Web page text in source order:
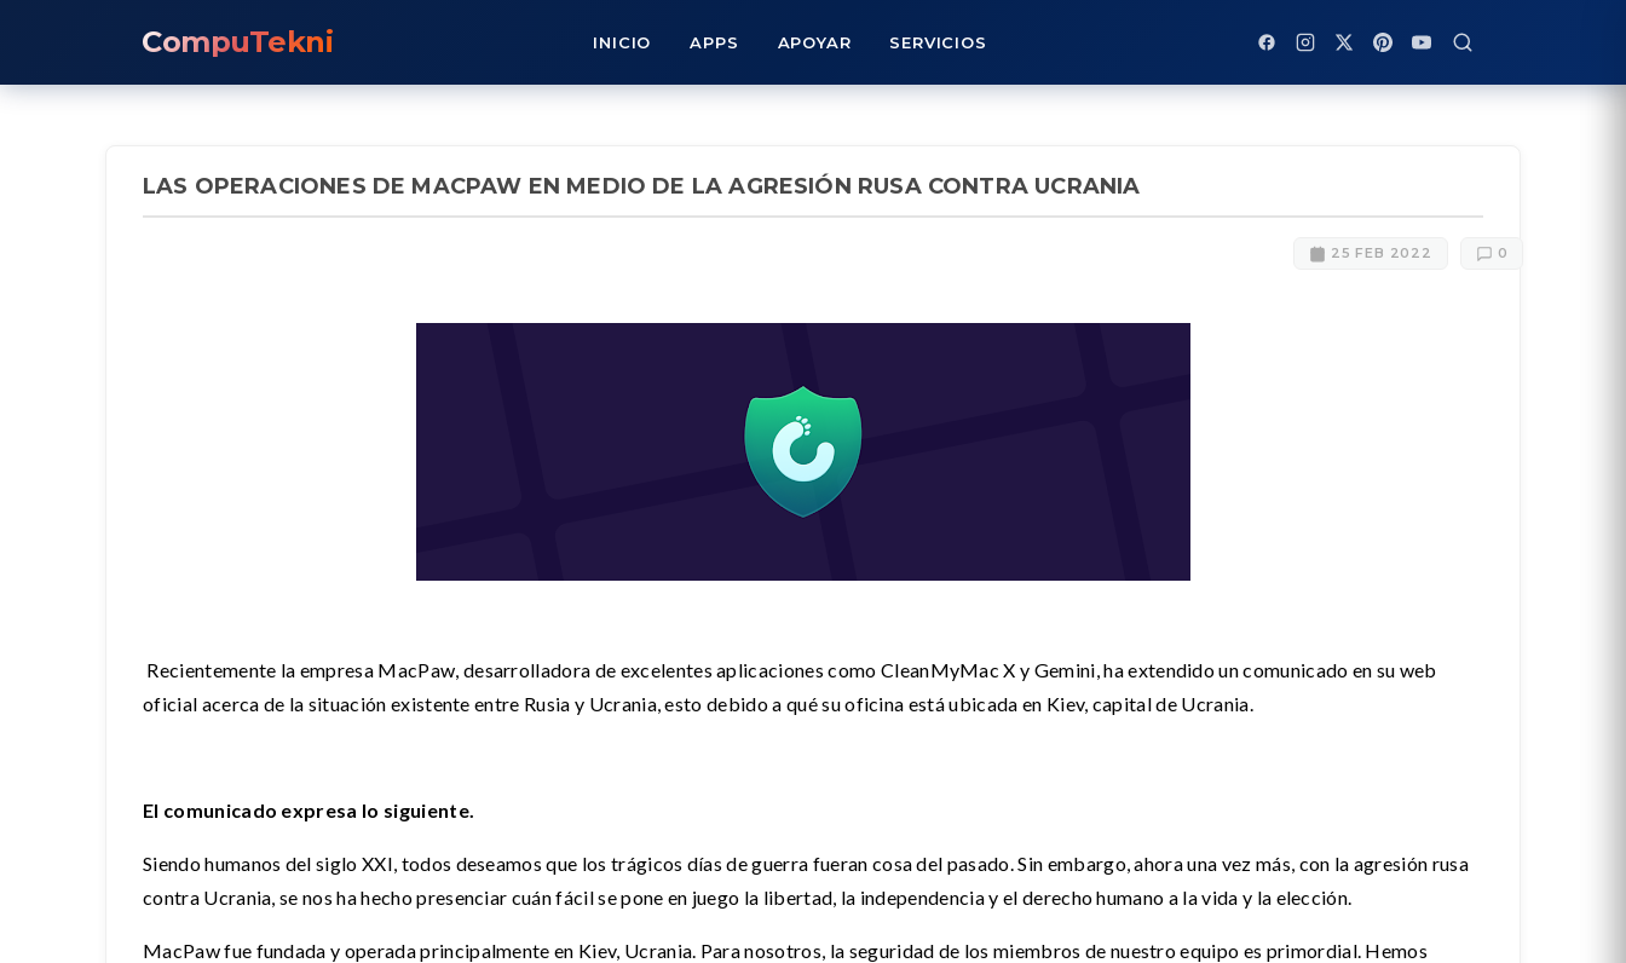
CompuTekni INICIO APPS APOYAR SERVICIOS
LAS OPERACIONES DE MACPAW EN MEDIO DE LA AGRESIÓN RUSA CONTRA UCRANIA
25 FEB 2022 0
Recientemente la empresa MacPaw, desarrolladora de excelentes aplicaciones como CleanMyMac X y Gemini, ha extendido un comunicado en su web
oficial acerca de la situación existente entre Rusia y Ucrania, esto debido a qué su oficina está ubicada en Kiev, capital de Ucrania.
El comunicado expresa lo siguiente.
Siendo humanos del siglo XXI, todos deseamos que los trágicos días de guerra fueran cosa del pasado. Sin embargo, ahora una vez más, con la agresión rusa
contra Ucrania, se nos ha hecho presenciar cuán fácil se pone en juego la libertad, la independencia y el derecho humano a la vida y la elección.
MacPaw fue fundada y operada principalmente en Kiev, Ucrania. Para nosotros, la seguridad de los miembros de nuestro equipo es primordial. Hemos